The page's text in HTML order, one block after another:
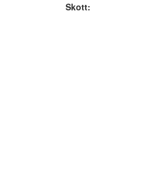
Skott: